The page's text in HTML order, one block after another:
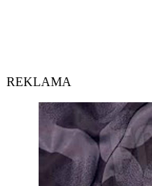
REKLAMA